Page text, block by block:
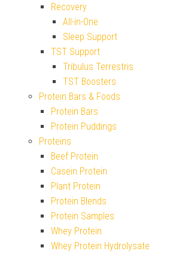
Recovery
All-in-One
Sleep Support
TST Support
Tribulus Terrestris
TST Boosters
Protein Bars & Foods
Protein Bars
Protein Puddings
Proteins
Beef Protein
Casein Protein
Plant Protein
Protein Blends
Protein Samples
Whey Protein
Whey Protein Hydrolysate